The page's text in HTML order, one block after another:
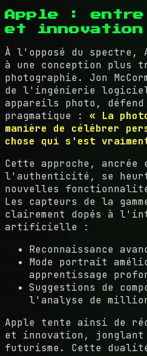
Apple :
et innovation
À l'opposé du spectre,
à une conception plus
photographie. Jon
de l'ingénierie
appareils photo,
pragmatique : « La
manière de célébrer
chose qui s'est
Cette approche, ancrée
l'authenticité, se
nouvelles
Les capteurs de la
clairement dopés à
artificielle :
Reconnaissance
Mode portrait
apprentissage
Suggestions de
l'analyse de
Apple tente ainsi de
et innovation,
futurisme. Cette